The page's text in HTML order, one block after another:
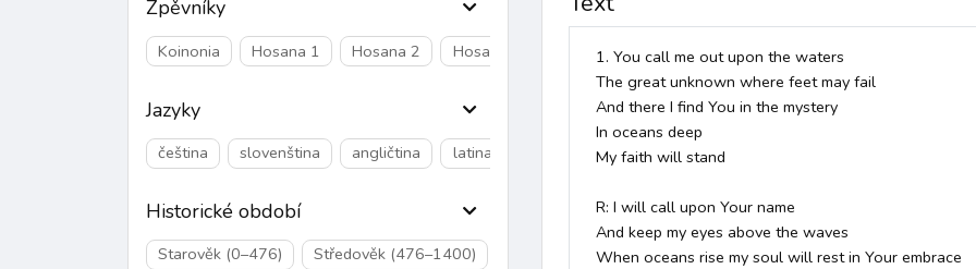
Zpěvníky
Koinonia Hosana 1 Hosana 2 Hosana 3 Dolany/Blahoslavenství Chvalozpěvy 1
Jazyky
čeština slovenština angličtina latina němčina francouzština
Historické období
Starověk (0–476) Středověk (476–1400) Renesance (1400–1600) Baroko (1600–1760)
1. You call me out upon the waters
The great unknown where feet may fail
And there I find You in the mystery
In oceans deep
My faith will stand
R: I will call upon Your name
And keep my eyes above the waves
When oceans rise my soul will rest in Your embrace